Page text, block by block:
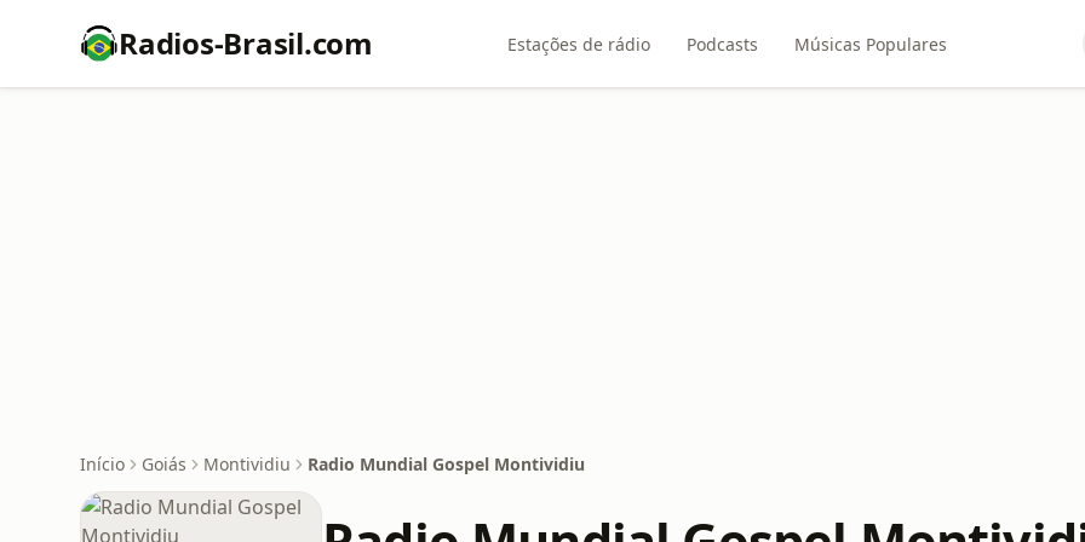
Radios-Brasil.com Estações de rádio Podcasts Músicas Populares
Início Goiás Montividiu Radio Mundial Gospel Montividiu